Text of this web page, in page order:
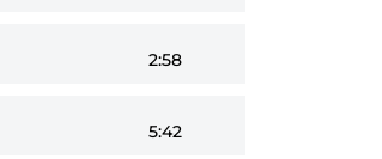
2:58
5:42